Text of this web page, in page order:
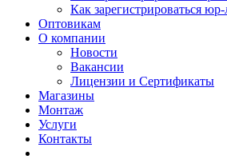
Как зарегистрироваться
Оптовикам
О компании
Новости
Вакансии
Лицензии и Сертификаты
Магазины
Монтаж
Услуги
Контакты